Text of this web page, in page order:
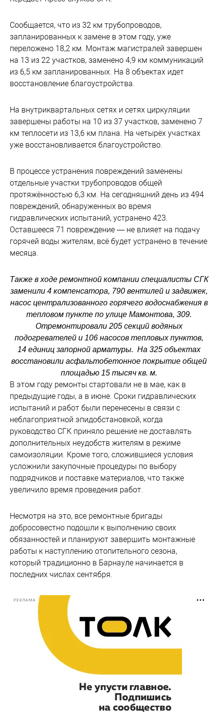
Сообщается, что из 32 км трубопроводов,
запланированных к замене в этом году, уже
переложено 18,2 км. Монтаж магистралей завершен
на 13 из 22 участков, заменено 4,9 км коммуникаций
из 6,5 км запланированных. На 8 объектах идет
восстановление благоустройства.
На внутриквартальных сетях и сетях циркуляции
завершены работы на 10 из 37 участков, заменено 7
км теплосети из 13,6 км плана. На четырёх участках
уже восстановливается благоустройство.
В процессе устранения повреждений заменены
отдельные участки трубопроводов общей
протяжённостью 6,3 км. На сегодняшний день из 494
повреждений, обнаруженных во время
гидравлических испытаний, устранено 423.
Оставшееся 71 повреждение — не влияет на подачу
горячей воды жителям, всё будет устранено в течение
месяца.
Также в ходе ремонтной компании специалисты СГК
заменили 4 компенсатора, 790 вентилей и задвижек,
насос централизованного горячего водоснабжения в
тепловом пункте по улице Мамонтова, 309.
Отремонтировали 205 секций водяных
подогревателей и 106 насосов тепловых пунктов,
14 единиц запорной арматуры. На 325 объектах
восстановили асфальтобетонное покрытие общей
площадью 15 тысяч кв. м.
В этом году ремонты стартовали не в мае, как в
предыдущие годы, а в июне. Сроки гидравлических
испытаний и работ были перенесены в связи с
неблагоприятной эпидобстановкой, когда
руководство СГК приняло решение не доставлять
дополнительных неудобств жителям в режиме
самоизоляции. Кроме того, сложившиеся условия
усложнили закупочные процедуры по выбору
подрядчиков и поставке материалов, что также
увеличило время проведения работ.
Несмотря на это, все ремонтные бригады
добросовестно подошли к выполнению своих
обязанностей и планируют завершить монтажные
работы к наступлению отопительного сезона,
который традиционно в Барнауле начинается в
последних числах сентября.
РЕКЛАМА